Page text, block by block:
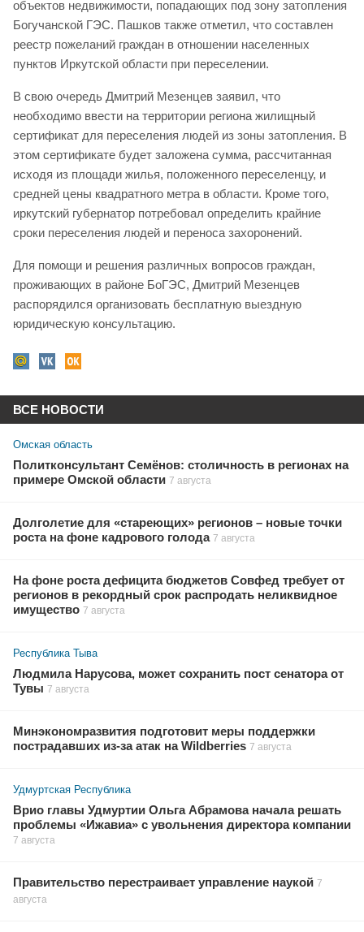
объектов недвижимости, попадающих под зону затопления
Богучанской ГЭС. Пашков также отметил, что составлен
реестр пожеланий граждан в отношении населенных
пунктов Иркутской области при переселении.
В свою очередь Дмитрий Мезенцев заявил, что
необходимо ввести на территории региона жилищный
сертификат для переселения людей из зоны затопления. В
этом сертификате будет заложена сумма, рассчитанная
исходя из площади жилья, положенного переселенцу, и
средней цены квадратного метра в области. Кроме того,
иркутский губернатор потребовал определить крайние
сроки переселения людей и переноса захоронений.
Для помощи и решения различных вопросов граждан,
проживающих в районе БоГЭС, Дмитрий Мезенцев
распорядился организовать бесплатную выездную
юридическую консультацию.
ВСЕ НОВОСТИ
Омская область
Политконсультант Семёнов: столичность в регионах на
примере Омской области 7 августа
Долголетие для «стареющих» регионов – новые точки
роста на фоне кадрового голода 7 августа
На фоне роста дефицита бюджетов Совфед требует от
регионов в рекордный срок распродать неликвидное
имущество 7 августа
Республика Тыва
Людмила Нарусова, может сохранить пост сенатора от
Тувы 7 августа
Минэкономразвития подготовит меры поддержки
пострадавших из-за атак на Wildberries 7 августа
Удмуртская Республика
Врио главы Удмуртии Ольга Абрамова начала решать
проблемы «Ижавиа» с увольнения директора компании
7 августа
Правительство перестраивает управление наукой 7
августа